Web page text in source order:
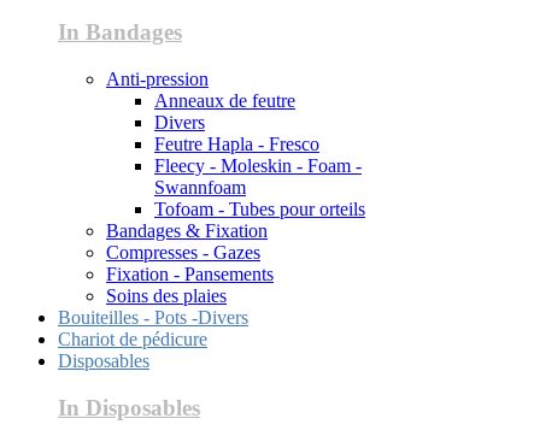
In Bandages
Anti-pression
Anneaux de feutre
Divers
Feutre Hapla - Fresco
Fleecy - Moleskin - Foam -
Swannfoam
Tofoam - Tubes pour orteils
Bandages & Fixation
Compresses - Gazes
Fixation - Pansements
Soins des plaies
Bouiteilles - Pots -Divers
Chariot de pédicure
Disposables
In Disposables